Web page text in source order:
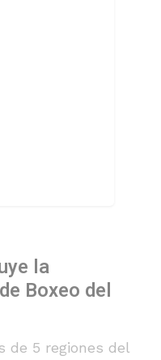
la
Boxeo del
de 5 regiones del